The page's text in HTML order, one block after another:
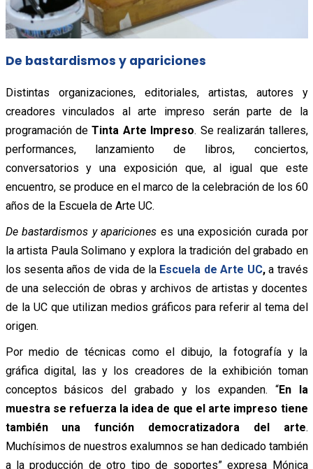
De bastardismos y apariciones
Distintas organizaciones, editoriales, artistas, autores y
creadores vinculados al arte impreso serán parte de la
programación deTinta Arte Impreso. Se realizarán talleres,
performances, lanzamiento de libros, conciertos,
conversatorios y una exposición que, al igual que este
encuentro, se produce en el marco de la celebración de los 60
años de la Escuela de Arte UC.
De bastardismos y apariciones es una exposición curada por
la artista Paula Solimano y explora la tradición del grabado en
los sesenta años de vida de la Escuela de Arte UC,a través
de una selección de obras y archivos de artistas y docentes
de la UC que utilizan medios gráficos para referir al tema del
origen.
Por medio de técnicas como el dibujo, la fotografía y la
gráfica digital, las y los creadores de la exhibición toman
conceptos básicos del grabado y los expanden. “En la
muestra se refuerza la idea de que el arte impreso tiene
también una función democratizadora del arte.
Muchísimos de nuestros exalumnos se han dedicado también
a la producción de otro tipo de soportes”expresa Mónica